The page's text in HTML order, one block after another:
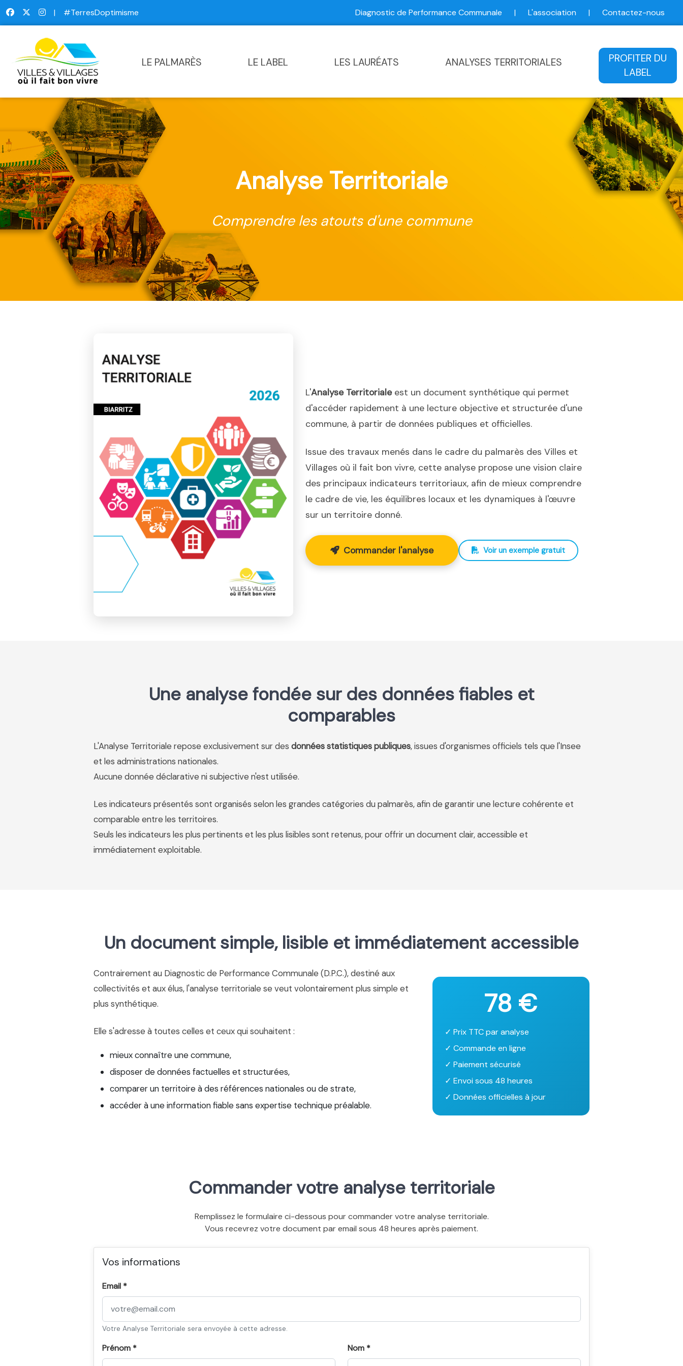
| #TerresDoptimisme Diagnostic de Performance Communale | L'association | Contactez-nous
LE PALMARÈS LE LABEL LES LAURÉATS ANALYSES TERRITORIALES
PROFITER DU
LABEL
Analyse Territoriale
Comprendre les atouts d'une commune
L'Analyse Territorialeest un document synthétique qui permet
d'accéder rapidement à une lecture objective et structurée d'une
commune, à partir de données publiques et officielles.
Issue des travaux menés dans le cadre du palmarès des Villes et
Villages où il fait bon vivre, cette analyse propose une vision claire
des principaux indicateurs territoriaux, afin de mieux comprendre
le cadre de vie, les équilibres locaux et les dynamiques à l'œuvre
sur un territoire donné.
Commander l'analyse Voir un exemple gratuit
Une analyse fondée sur des données fiables et
comparables
L'Analyse Territoriale repose exclusivement sur des données statistiques publiques, issues d'organismes officiels tels que l'Insee
et les administrations nationales.
Aucune donnée déclarative ni subjective n'est utilisée.
Les indicateurs présentés sont organisés selon les grandes catégories du palmarès, afin de garantir une lecture cohérente et
comparable entre les territoires.
Seuls les indicateurs les plus pertinents et les plus lisibles sont retenus, pour offrir un document clair, accessible et
immédiatement exploitable.
Un document simple, lisible et immédiatement accessible
Contrairement au Diagnostic de Performance Communale (D.P.C.), destiné aux
collectivités et aux élus, l'analyse territoriale se veut volontairement plus simple et
plus synthétique.
Elle s'adresse à toutes celles et ceux qui souhaitent :
mieux connaître une commune,
disposer de données factuelles et structurées,
comparer un territoire à des références nationales ou de strate,
accéder à une information fiable sans expertise technique préalable.
78 €
✓ Prix TTC par analyse
✓ Commande en ligne
✓ Paiement sécurisé
✓ Envoi sous 48 heures
✓ Données officielles à jour
Commander votre analyse territoriale
Remplissez le formulaire ci-dessous pour commander votre analyse territoriale.
Vous recevrez votre document par email sous 48 heures après paiement.
Vos informations
Email *
Votre Analyse Territoriale sera envoyée à cette adresse.
Prénom * Nom *